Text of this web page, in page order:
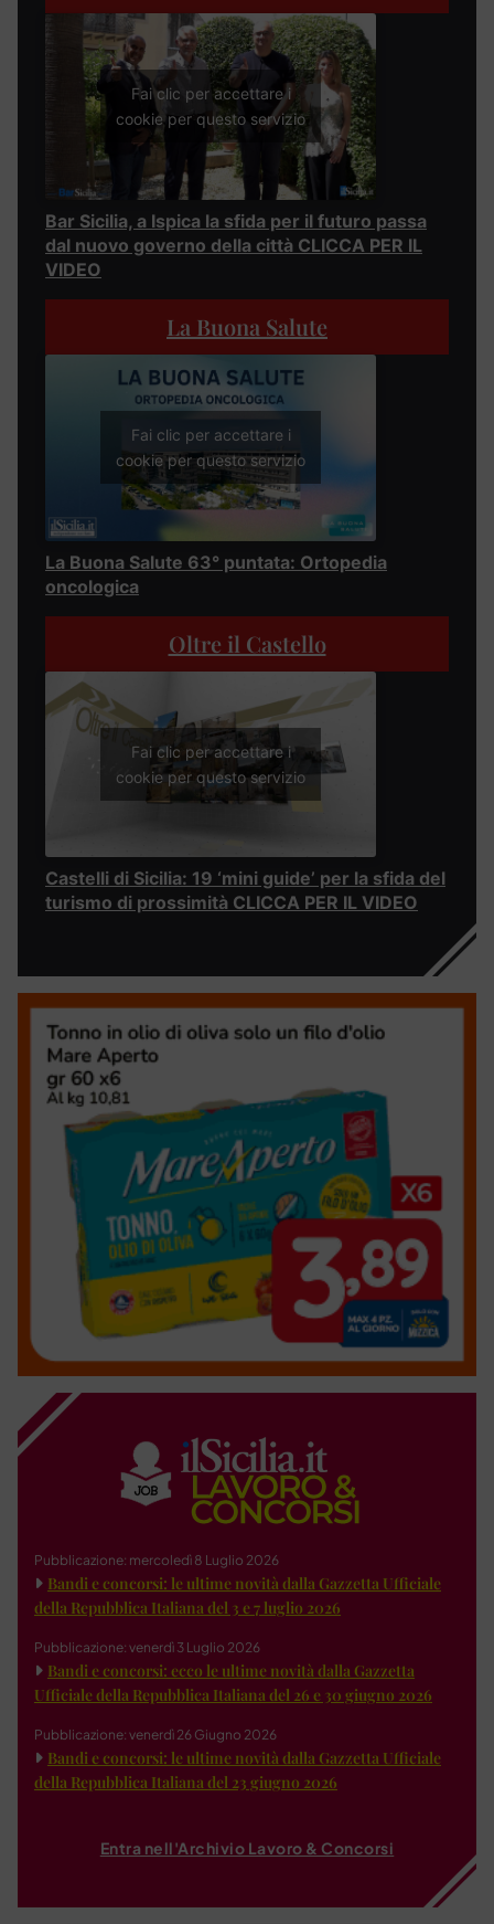
Fai clic per accettare i
cookie per questo servizio
Bar Sicilia, a Ispica la sfida per il futuro passa
dal nuovo governo della città CLICCA PER IL
VIDEO
La Buona Salute
Fai clic per accettare i
cookie per questo servizio
La Buona Salute 63° puntata: Ortopedia
oncologica
Oltre il Castello
Fai clic per accettare i
cookie per questo servizio
Castelli di Sicilia: 19 ‘mini guide’ per la sfida del
turismo di prossimità CLICCA PER IL VIDEO
Pubblicazione: mercoledì 8 Luglio 2026
Bandi e concorsi: le ultime novità dalla Gazzetta Ufficiale
della Repubblica Italiana del 3 e 7 luglio 2026
Pubblicazione: venerdì 3 Luglio 2026
Bandi e concorsi: ecco le ultime novità dalla Gazzetta
Ufficiale della Repubblica Italiana del 26 e 30 giugno 2026
Pubblicazione: venerdì 26 Giugno 2026
Bandi e concorsi: le ultime novità dalla Gazzetta Ufficiale
della Repubblica Italiana del 23 giugno 2026
Entra nell'Archivio Lavoro & Concorsi